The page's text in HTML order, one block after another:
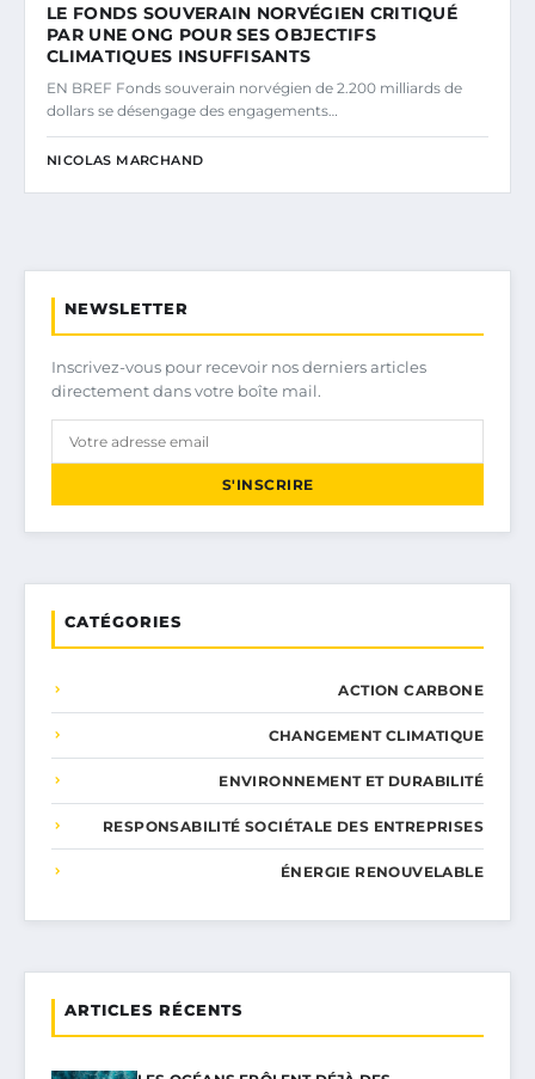
LE FONDS SOUVERAIN NORVÉGIEN CRITIQUÉ
PAR UNE ONG POUR SES OBJECTIFS
CLIMATIQUES INSUFFISANTS
EN BREF Fonds souverain norvégien de 2.200 milliards de
dollars se désengage des engagements…
NICOLAS MARCHAND
NEWSLETTER
Inscrivez-vous pour recevoir nos derniers articles
directement dans votre boîte mail.
S'INSCRIRE
CATÉGORIES
ACTION CARBONE
CHANGEMENT CLIMATIQUE
ENVIRONNEMENT ET DURABILITÉ
RESPONSABILITÉ SOCIÉTALE DES ENTREPRISES
ÉNERGIE RENOUVELABLE
ARTICLES RÉCENTS